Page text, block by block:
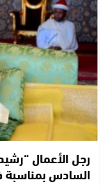
رجل الأعمال
السادس بمناسبة